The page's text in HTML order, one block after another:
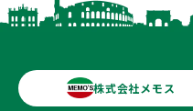
株式会社メモス